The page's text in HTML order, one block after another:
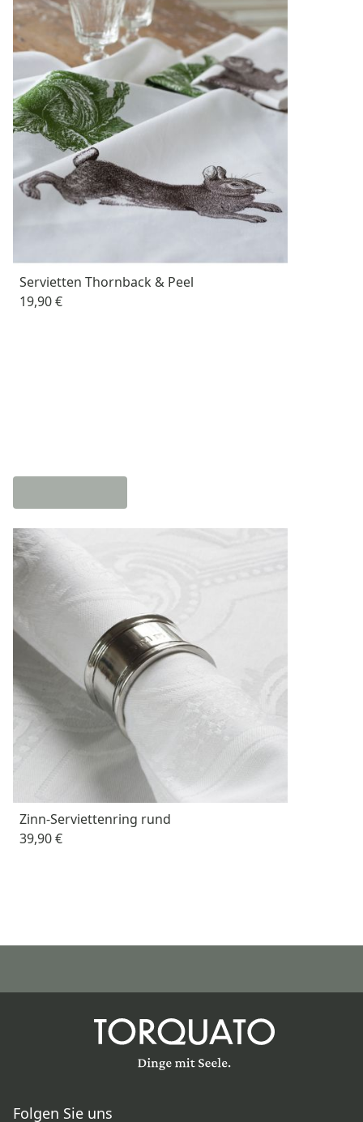
Servietten Thornback & Peel
19,90 €
Zinn-Serviettenring rund
39,90 €
Folgen Sie uns